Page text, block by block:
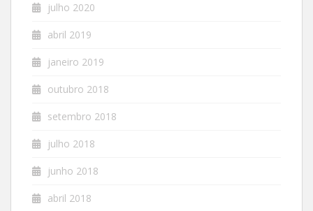
julho 2020
abril 2019
janeiro 2019
outubro 2018
setembro 2018
julho 2018
junho 2018
abril 2018